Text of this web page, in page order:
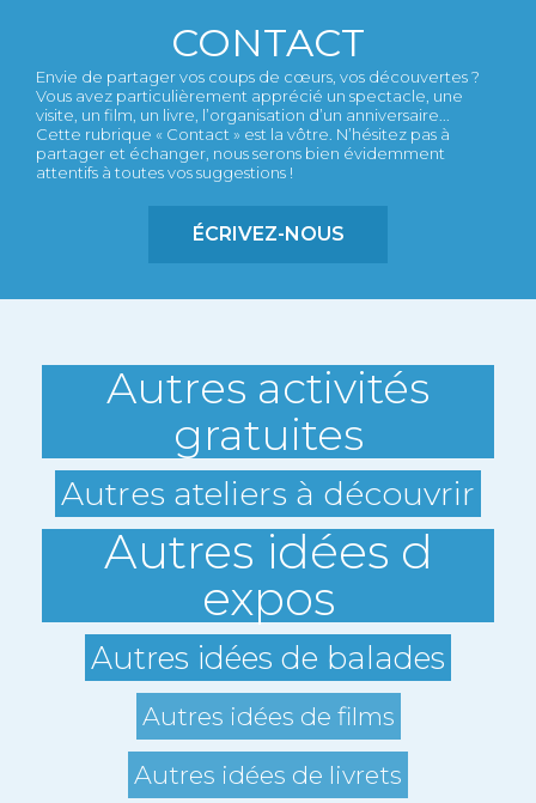
CONTACT
Envie de partager vos coups de cœurs, vos découvertes ?
Vous avez particulièrement apprécié un spectacle, une
visite, un film, un livre, l’organisation d’un anniversaire...
Cette rubrique « Contact » est la vôtre. N’hésitez pas à
partager et échanger, nous serons bien évidemment
attentifs à toutes vos suggestions !
ÉCRIVEZ-NOUS
Autres activités
gratuites
Autres ateliers à découvrir
Autres idées d
expos
Autres idées de balades
Autres idées de films
Autres idées de livrets